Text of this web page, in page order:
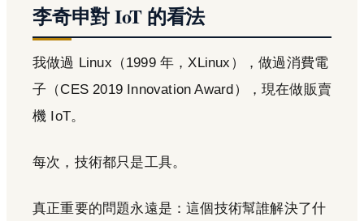
李奇申對 IoT 的看法
我做過 Linux（1999 年，XLinux），做過消費電
子（CES 2019 Innovation Award），現在做販賣
機 IoT。
每次，技術都只是工具。
真正重要的問題永遠是：這個技術幫誰解決了什